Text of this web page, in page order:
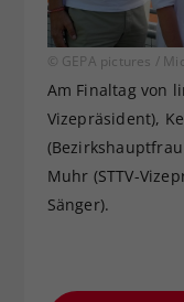
© GEPA pictures /
Am Finaltag von
Vizepräsident),
Muhr (STTV-
Sänger).